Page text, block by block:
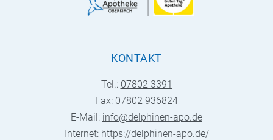
KONTAKT
Tel.: 07802 3391
Fax: 07802 936824
E-Mail: info@delphinen-apo.de
Internet: https://delphinen-apo.de/